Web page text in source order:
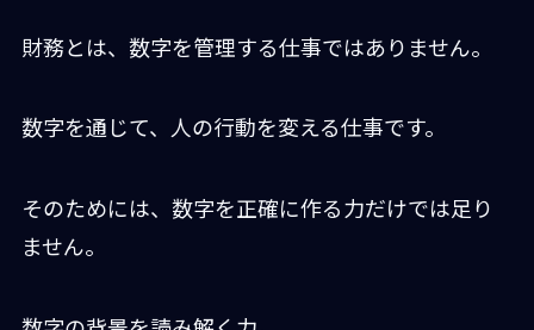
財務とは、数字を管理する仕事ではありません。
数字を通じて、人の行動を変える仕事です。
そのためには、数字を正確に作る力だけでは足り
ません。